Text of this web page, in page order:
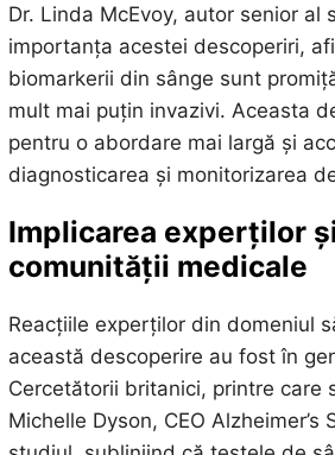
Dr. Linda McEvoy, autor senior al
importanța acestei descoperiri,
biomarkerii din sânge sunt
mult mai puțin invazivi. Aceasta
pentru o abordare mai largă și
diagnosticarea și monitorizarea
Implicarea experților
comunității medicale
Reacțiile experților din domeniul
această descoperire au fost în
Cercetătorii britanici, printre care
Michelle Dyson, CEO Alzheimer’s